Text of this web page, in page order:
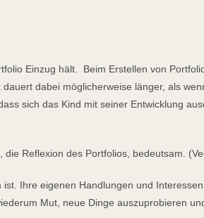
Einzug hält. Beim Erstellen von
dabei möglicherweise länger, als
sich das Kind mit seiner Entwicklung
Reflexion des Portfolios, bedeutsam.
Ihre eigenen Handlungen und
Mut, neue Dinge auszuprobieren